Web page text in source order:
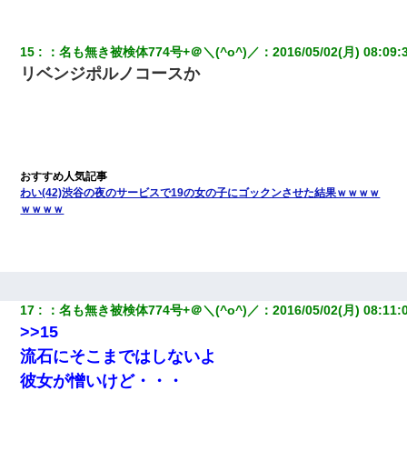
15 ：名も無き被検体774号+＠＼(^o^)／ ：2016/05/02(月)
リベンジポルノコースか
わい(42)渋谷の夜のサービスで19の女の子にゴックンさせた結果ｗｗｗｗ
ｗｗｗｗ
17 ：名も無き被検体774号+＠＼(^o^)／ ：2016/05/02(月)
>>15
流石にそこまではしないよ
彼女が憎いけど・・・